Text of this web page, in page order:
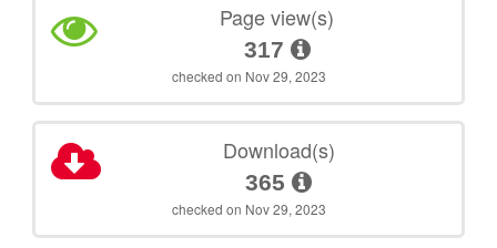
Page view(s)
317
checked on Nov 29, 2023
Download(s)
365
checked on Nov 29, 2023